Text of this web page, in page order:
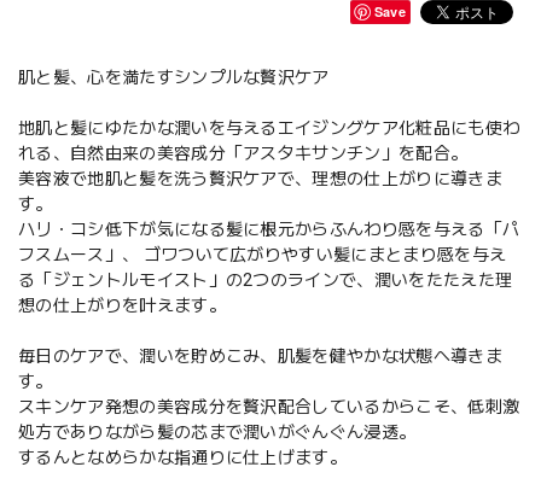
Save
肌と髪、心を満たすシンプルな贅沢ケア
地肌と髪にゆたかな潤いを与えるエイジングケア化粧品にも使わ
れる、自然由来の美容成分「アスタキサンチン」を配合。
美容液で地肌と髪を洗う贅沢ケアで、理想の仕上がりに導きま
す。
ハリ・コシ低下が気になる髪に根元からふんわり感を与える「パ
フスムース」、 ゴワついて広がりやすい髪にまとまり感を与え
る「ジェントルモイスト」の2つのラインで、潤いをたたえた理
想の仕上がりを叶えます。
毎日のケアで、潤いを貯めこみ、肌髪を健やかな状態へ導きま
す。
スキンケア発想の美容成分を贅沢配合しているからこそ、低刺激
処方でありながら髪の芯まで潤いがぐんぐん浸透。
するんとなめらかな指通りに仕上げます。